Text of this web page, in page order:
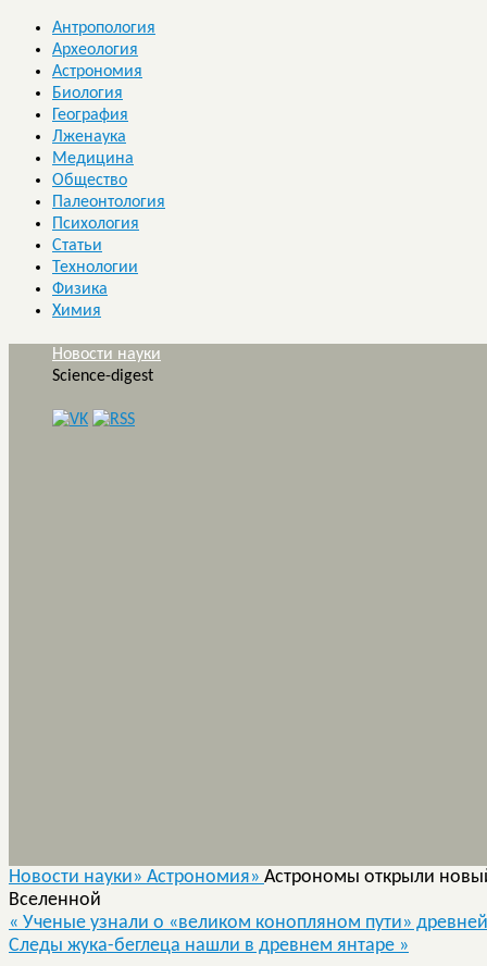
Антропология
Археология
Астрономия
Биология
География
Лженаука
Медицина
Общество
Палеонтология
Психология
Статьи
Технологии
Физика
Химия
Новости науки
Science-digest
Новости науки» Астрономия» Астрономы открыли
Вселенной
« Ученые узнали о «великом конопляном пути»
Следы жука-беглеца нашли в древнем янтаре »